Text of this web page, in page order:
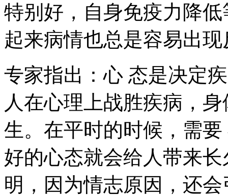
特别好，自身免疫力降
起来病情也总是容易出现
专家指出：心 态是决定
人在心理上战胜疾病，
生。在平时的时候，需
好的心态就会给人带来
明，因为情志原因，还